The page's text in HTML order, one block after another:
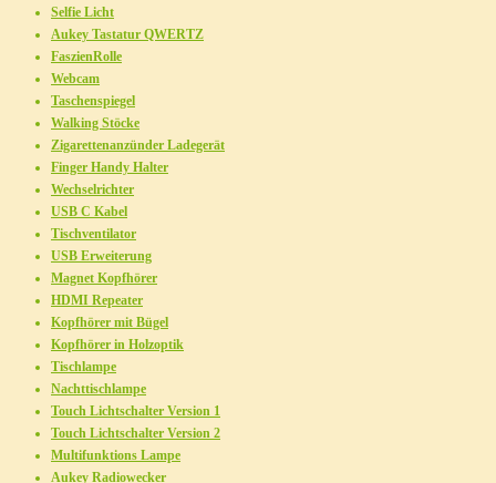
Selfie Licht
Aukey Tastatur QWERTZ
FaszienRolle
Webcam
Taschenspiegel
Walking Stöcke
Zigarettenanzünder Ladegerät
Finger Handy Halter
Wechselrichter
USB C Kabel
Tischventilator
USB Erweiterung
Magnet Kopfhörer
HDMI Repeater
Kopfhörer mit Bügel
Kopfhörer in Holzoptik
Tischlampe
Nachttischlampe
Touch Lichtschalter Version 1
Touch Lichtschalter Version 2
Multifunktions Lampe
Aukey Radiowecker